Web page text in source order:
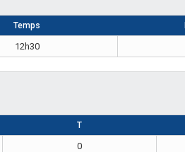
Temps
12h30
T
0